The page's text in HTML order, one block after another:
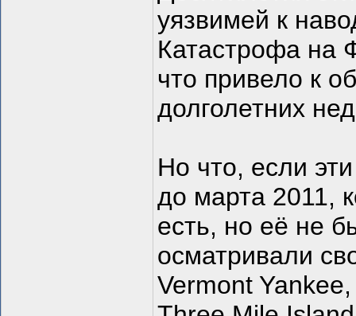
уязвимей к
Катастрофа на
что привело к
долголетних
Но что, если
до марта 2011,
есть, но её не
осматривали
Vermont